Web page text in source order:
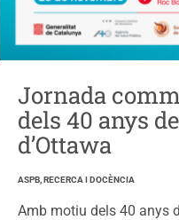
Jornada
dels 40 anys
d’Ottawa
ASPB, RECERCA I DOCÈNCIA
Amb motiu dels 40 anys